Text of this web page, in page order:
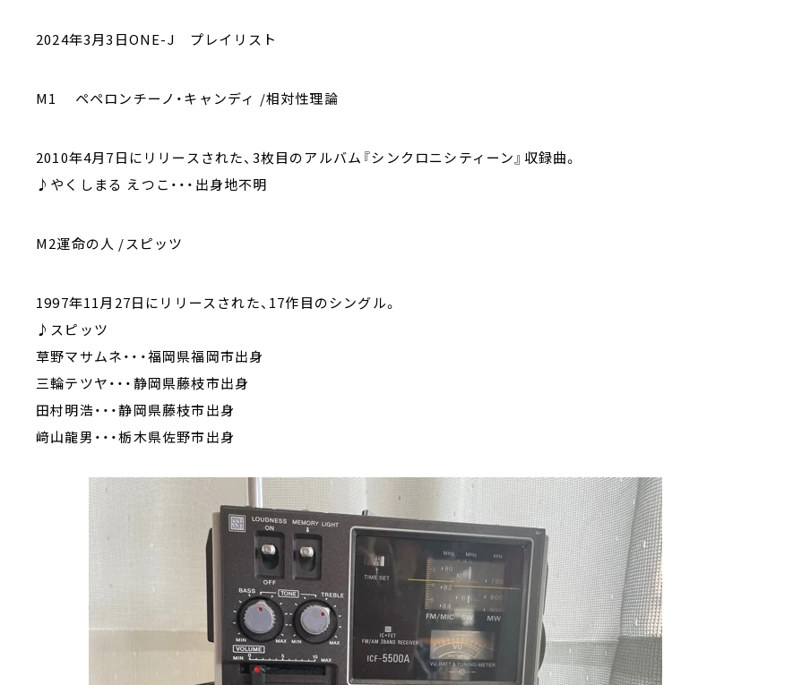
2024年3月3日ONE-J プレイリスト
M1 ペペロンチーノ・キャンディ /相対性理論
2010年4月7日にリリースされた、3枚目のアルバム『シンクロニシティーン』収録曲。
♪やくしまる えつこ・・・出身地不明
M2運命の人 /スピッツ
1997年11月27日にリリースされた、17作目のシングル。
♪スピッツ
草野マサムネ・・・福岡県福岡市出身
三輪テツヤ・・・静岡県藤枝市出身
田村明浩・・・静岡県藤枝市出身
﨑山龍男・・・栃木県佐野市出身